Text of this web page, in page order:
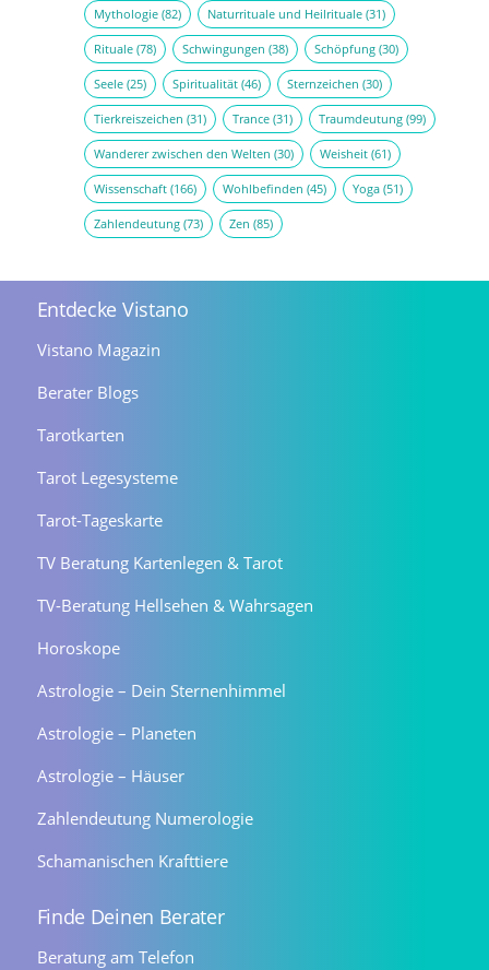
Mythologie(82) Naturrituale und Heilrituale(31)
Rituale(78) Schwingungen (38) Schöpfung(30)
Seele(25) Spiritualität(46) Sternzeichen (30)
Tierkreiszeichen (31) Trance(31) Traumdeutung(99)
Wanderer zwischen den Welten (30) Weisheit(61)
Wissenschaft(166) Wohlbefinden (45) Yoga(51)
Zahlendeutung(73) Zen (85)
Entdecke Vistano
Vistano Magazin
Berater Blogs
Tarotkarten
Tarot Legesysteme
Tarot-Tageskarte
TV Beratung Kartenlegen & Tarot
TV-Beratung Hellsehen & Wahrsagen
Horoskope
Astrologie – Dein Sternenhimmel
Astrologie – Planeten
Astrologie – Häuser
Zahlendeutung Numerologie
Schamanischen Krafttiere
Finde Deinen Berater
Beratung am Telefon